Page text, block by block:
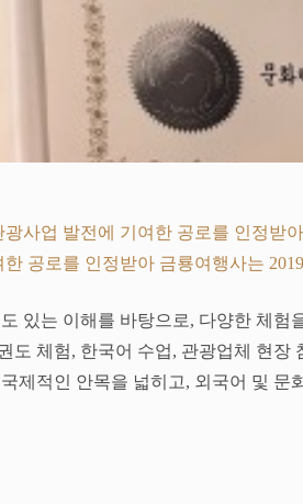
사업 발전에 기여한 공로를 인정받
공로를 인정받아 금룡여행사는
있는 이해를 바탕으로, 다양한 체
도 체험, 한국어 수업, 관광업체 현
제적인 안목을 넓히고, 외국어 및